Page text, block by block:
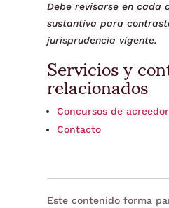
Debe revisarse en cada
sustantiva para
jurisprudencia vigente.
Servicios y
relacionados
Concursos de
Contacto
Este contenido forma